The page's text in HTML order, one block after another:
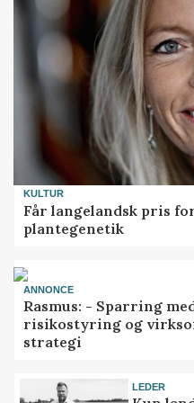
KULTUR
Får langelandsk pris
plantegenetik
ANNONCE
Rasmus: - Sparring
risikostyring og
strategi
LEDER